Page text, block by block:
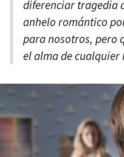
diferenciar tragedia
anhelo romántico
para nosotros, pero
el alma de